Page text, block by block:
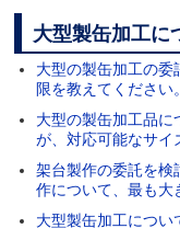
大型製缶加工に
大型の製缶加工の委
限を教えてください。
大型の製缶加工品に
が、対応可能なサイ
架台製作の委託を検
作について、最も大
大型製缶加工につい